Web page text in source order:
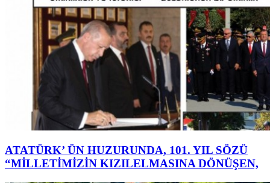
ATATÜRK’ ÜN HUZURUNDA, 101. YIL SÖZÜ
“MİLLETİMİZİN KIZILELMASINA DÖNÜŞEN,